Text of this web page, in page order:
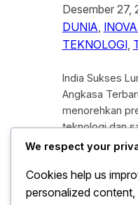
Desember 27,
DUNIA,
TEKNOLOGI,
India Sukses
Angkasa
menorehkan
teknologi dan
meluncurkan
menegaskan
satu kekuatan
We respect your
Cookies help us
personalized